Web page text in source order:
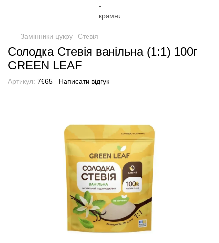
Замінники цукру Стевія
Солодка Стевія ванільна (1:1) 100г
GREEN LEAF
Артикул: 7665 Написати відгук